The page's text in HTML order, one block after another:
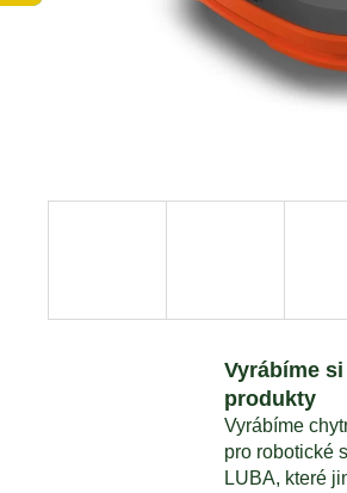
Vyrábíme
produkty
Vyrábíme
pro robotické
LUBA, které
MAMMOTION LUBA
1 690 Kč